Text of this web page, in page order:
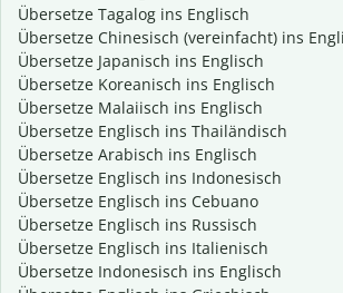
Übersetze Tagalog ins Englisch
Übersetze Chinesisch (vereinfacht) ins
Übersetze Japanisch ins Englisch
Übersetze Koreanisch ins Englisch
Übersetze Malaiisch ins Englisch
Übersetze Englisch ins Thailändisch
Übersetze Arabisch ins Englisch
Übersetze Englisch ins Indonesisch
Übersetze Englisch ins Cebuano
Übersetze Englisch ins Russisch
Übersetze Englisch ins Italienisch
Übersetze Indonesisch ins Englisch